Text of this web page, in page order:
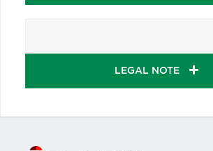
LEGAL NOTE